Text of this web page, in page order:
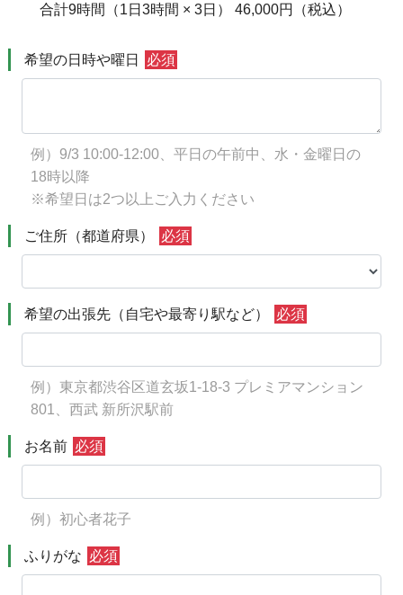
合計9時間（1日3時間 × 3日） 46,000円（税込）
希望の日時や曜日 必須
例）9/3 10:00-12:00、平日の午前中、水・金曜日の
18時以降
※希望日は2つ以上ご入力ください
ご住所（都道府県） 必須
希望の出張先（自宅や最寄り駅など） 必須
例）東京都渋谷区道玄坂1-18-3 プレミアマンション
801、西武 新所沢駅前
お名前 必須
例）初心者花子
ふりがな 必須